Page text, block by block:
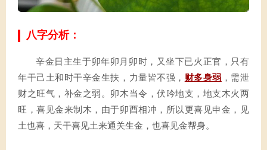
八字分析：
辛金日主生于卯年卯月卯时，又坐下已火正官，只有
年干己土和时干辛金生扶，力量皆不强， 财多身弱 ，需泄
财之旺气，补金之弱。卯木当令，伏吟地支，地支木火两
旺，喜见金来制木，由于卯酉相冲，所以更喜见申金，见
土也喜，天干喜见土来通关生金，也喜见金帮身。